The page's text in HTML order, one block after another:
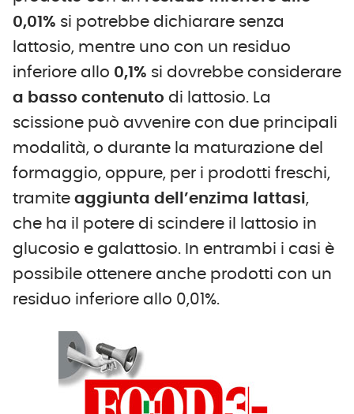
0,01% si potrebbe dichiarare senza
lattosio, mentre uno con un residuo
inferiore allo 0,1% si dovrebbe considerare
a basso contenuto di lattosio. La
scissione può avvenire con due principali
modalità, o durante la maturazione del
formaggio, oppure, per i prodotti freschi,
tramite aggiunta dell’enzima lattasi,
che ha il potere di scindere il lattosio in
glucosio e galattosio. In entrambi i casi è
possibile ottenere anche prodotti con un
residuo inferiore allo 0,01%.